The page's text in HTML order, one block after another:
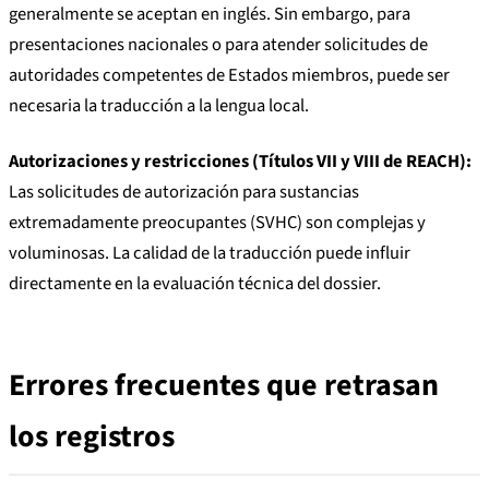
generalmente se aceptan en inglés. Sin embargo, para
presentaciones nacionales o para atender solicitudes de
autoridades competentes de Estados miembros, puede ser
necesaria la traducción a la lengua local.
Autorizaciones y restricciones (Títulos VII y VIII de REACH):
Las solicitudes de autorización para sustancias
extremadamente preocupantes (SVHC) son complejas y
voluminosas. La calidad de la traducción puede influir
directamente en la evaluación técnica del dossier.
Errores frecuentes que retrasan
los registros